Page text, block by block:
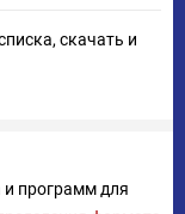
скачать и
и программ для